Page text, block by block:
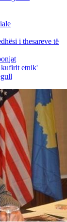
i thesareve të
kufirit etnik'